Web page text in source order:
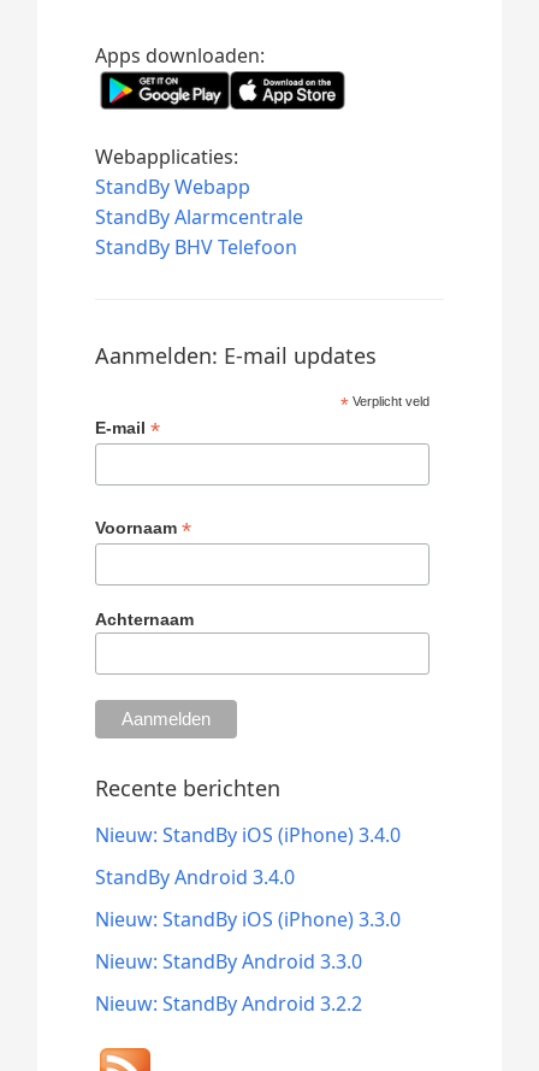
Apps downloaden:
Webapplicaties:
StandBy Webapp
StandBy Alarmcentrale
StandBy BHV Telefoon
Aanmelden: E-mail updates
* Verplicht veld
E-mail*
Voornaam*
Achternaam
Recente berichten
Nieuw: StandBy iOS (iPhone) 3.4.0
StandBy Android 3.4.0
Nieuw: StandBy iOS (iPhone) 3.3.0
Nieuw: StandBy Android 3.3.0
Nieuw: StandBy Android 3.2.2